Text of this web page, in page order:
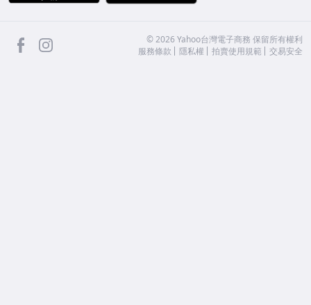
facebook ©2026 Yahoo台灣電子商務 保留所有權利
服務條款
隱私權 拍賣使用規範 交易安全